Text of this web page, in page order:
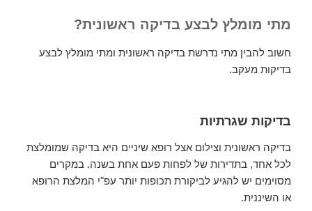
מתי מומלץ לבצע בדיקה ראשונית?
חשוב להבין מתי נדרשת בדיקה ראשונית ומתי מומלץ לבצע
בדיקות מעקב.
בדיקות שגרתיות
בדיקה ראשונית וצילום אצל רופא שיניים היא בדיקה שמומלצת
לכל אחד, בתדירות של לפחות פעם אחת בשנה. במקרים
מסוימים יש להגיע לביקורת תכופות יותר עפ"י המלצת הרופא
או השיננית.